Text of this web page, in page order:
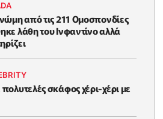
από τις 211 Ομοσπονδίες
λάθη του Ινφαντίνο αλλά
σκάφος χέρι-χέρι με